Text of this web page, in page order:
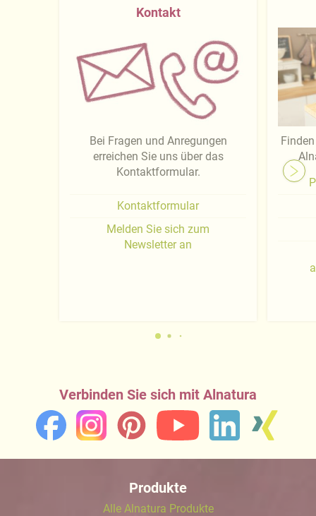
Kontakt
Bei Fragen und Anregungen
erreichen Sie uns über das
Kontaktformular.
Kontaktformular
Melden Sie sich zum
Newsletter an
Verbinden Sie sich mit Alnatura
Produkte
Alle Alnatura Produkte